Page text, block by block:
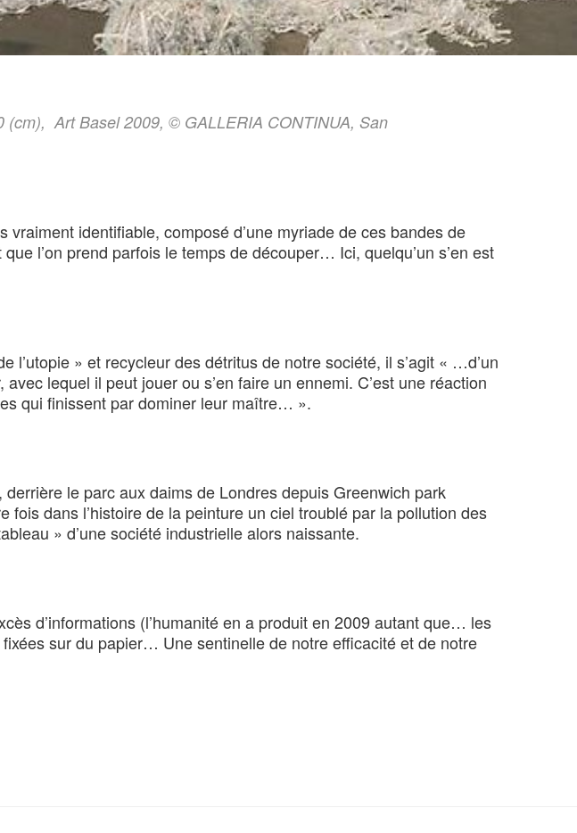
(cm), Art Basel 2009, © GALLERIA CONTINUA, San
vraiment identifiable, composé d’une myriade de ces bandes de
l’on prend parfois le temps de découper… Ici, quelqu’un s’en est
l’utopie » et recycleur des détritus de notre société, il s’agit « …d’un
lequel il peut jouer ou s’en faire un ennemi. C’est une réaction
qui finissent par dominer leur maître… ».
le parc aux daims de Londres depuis Greenwich park
fois dans l’histoire de la peinture un ciel troublé par la pollution des
» d’une société industrielle alors naissante.
d’informations (l’humanité en a produit en 2009 autant que… les
sur du papier… Une sentinelle de notre efficacité et de notre